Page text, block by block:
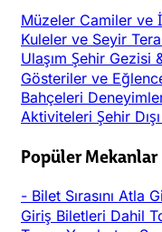
Müzeler Camiler ve
Kuleler ve Seyir
Ulaşım Şehir Gezisi
Gösteriler ve
Bahçeleri
Aktiviteleri Şehir Dışı
Popüler Mekanlar
- Bilet Sırasını Atla
Giriş Biletleri Dahil